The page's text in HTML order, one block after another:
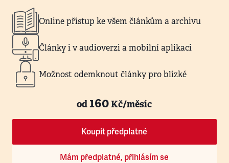
Online přístup ke všem článkům a archivu
Články i v audioverzi a mobilní aplikaci
Možnost odemknout články pro blízké
od160Kč/měsíc
Koupit předplatné
Mám předplatné, přihlásím se